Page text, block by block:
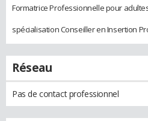
Formatrice Professionnelle pour
spécialisation Conseiller en Insertion
Réseau
Pas de contact professionnel